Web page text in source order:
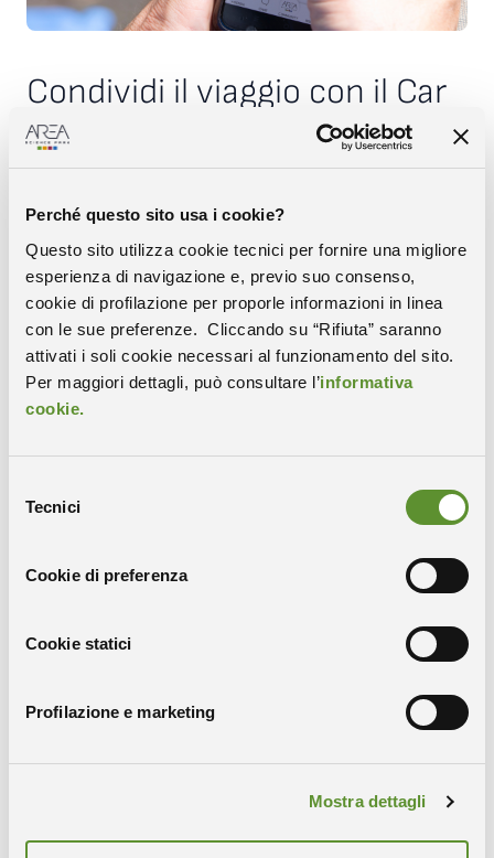
Perché questo sito usa i cookie?
Questo sito utilizza cookie tecnici per fornire una migliore
esperienza di navigazione e, previo suo consenso,
cookie di profilazione per proporle informazioni in linea
con le sue preferenze. Cliccando su “Rifiuta” saranno
attivati i soli cookie necessari al funzionamento del sito.
Per maggiori dettagli, può consultare l’informativa
cookie.
delTecnici
Cookie di preferenza
Cookie statici
Profilazione e marketing
Mostra dettagli
Condividi il viaggio con il Car
Pooling
Vuoi condividere il tragitto casa-lavoro, riducendo i costi e l’impatto
Basovizza di Area Science Park è disponibile l’app JoJoB: semplice e
condivisione. Puoi proporti come autista del tuo mezzo o come
passeggero di altri lavoratori.
L’app JoJoB è scaricabile gratuitamente daAppStoreo daGoogle Play
I RISULTATI DEL CAR POOLING
SCOPRI COME ADERIRE A JOJOB